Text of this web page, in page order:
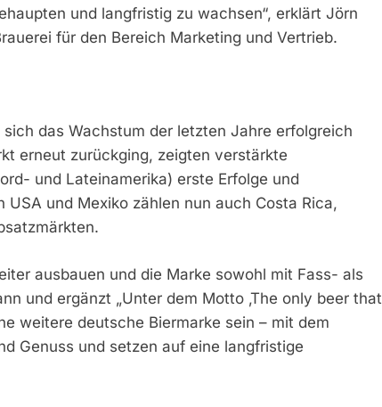
und langfristig zu wachsen“, erklärt Jörn
für den Bereich Marketing und Vertrieb.
das Wachstum der letzten Jahre erfolgreich
erneut zurückging, zeigten verstärkte
und Lateinamerika) erste Erfolge und
und Mexiko zählen nun auch Costa Rica,
ausbauen und die Marke sowohl mit Fass- als
und ergänzt „Unter dem Motto ‚The only beer that
weitere deutsche Biermarke sein – mit dem
Genuss und setzen auf eine langfristige